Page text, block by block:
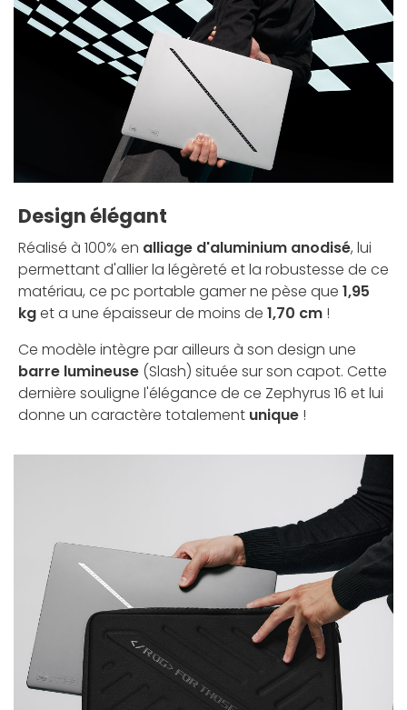
Design élégant
Réalisé à 100% en alliage d'aluminium anodisé, lui
permettant d'allier la légèreté et la robustesse de ce
matériau, ce pc portable gamer ne pèse que 1,95
kget a une épaisseur de moins de 1,70 cm !
Ce modèle intègre par ailleurs à son design une
barre lumineuse (Slash) située sur son capot. Cette
dernière souligne l'élégance de ce Zephyrus 16 et lui
donne un caractère totalement unique !